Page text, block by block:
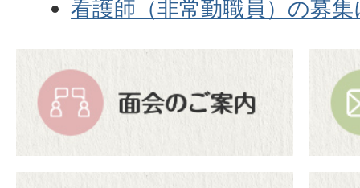
看護師（非常勤職員）の募